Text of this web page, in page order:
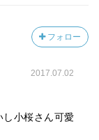
フォロー
2017.07.02
し小桜さん可愛